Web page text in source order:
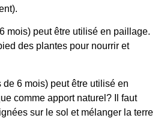
mois) peut être utilisé en paillage.
des plantes pour nourrir et
de 6 mois) peut être utilisé en
comme apport naturel? Il faut
sur le sol et mélanger la terre